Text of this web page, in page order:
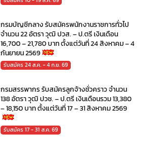
กรมบัญชีกลาง รับสมัครพนักงานราชการทั่วไป
จำนวน 22 อัตรา วุฒิ ปวส. – ป.ตรี เงินเดือน
16,700 – 21,780 บาท ตั้งแต่วันที่ 24 สิงหาคม – 4
กันยายน 2569
รับสมัคร 24 ส.ค. - 4 ก.ย. 69
กรมสรรพากร รับสมัครลูกจ้างชั่วคราว จำนวน
138 อัตรา วุฒิ ปวช. – ป.ตรี เงินเดือนรวม 13,380
– 18,150 บาท ตั้งแต่วันที่ 17 – 31 สิงหาคม 2569
รับสมัคร 17 - 31 ส.ค. 69